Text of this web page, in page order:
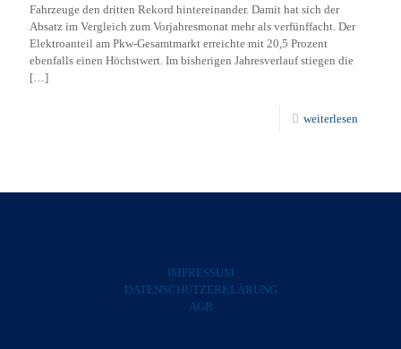
Fahrzeuge den dritten Rekord hintereinander. Damit hat sich der
Absatz im Vergleich zum Vorjahresmonat mehr als verfünffacht. Der
Elektroanteil am Pkw-Gesamtmarkt erreichte mit 20,5 Prozent
ebenfalls einen Höchstwert. Im bisherigen Jahresverlauf stiegen die
[…]
weiterlesen
IMPRESSUM
DATENSCHUTZERKLÄRUNG
AGB